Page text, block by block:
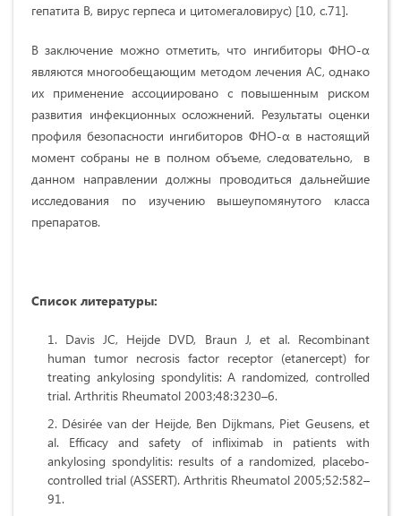
гепатита В, вирус герпеса и цитомегаловирус) [10, с.71].
В заключение можно отметить, что ингибиторы ФНО-α
являются многообещающим методом лечения АС, однако
их применение ассоциировано с повышенным риском
развития инфекционных осложнений. Результаты оценки
профиля безопасности ингибиторов ФНО-α в настоящий
момент собраны не в полном объеме, следовательно, в
данном направлении должны проводиться дальнейшие
исследования по изучению вышеупомянутого класса
препаратов.
Список литературы:
Davis JC, Heijde DVD, Braun J, et al. Recombinant
human tumor necrosis factor receptor (etanercept) for
treating ankylosing spondylitis: A randomized, controlled
trial. Arthritis Rheumatol 2003;48:3230–6.
Désirée van der Heijde, Ben Dijkmans, Piet Geusens, et
al. Efficacy and safety of infliximab in patients with
ankylosing spondylitis: results of a randomized, placebo-
controlled trial (ASSERT). Arthritis Rheumatol 2005;52:582–
91.